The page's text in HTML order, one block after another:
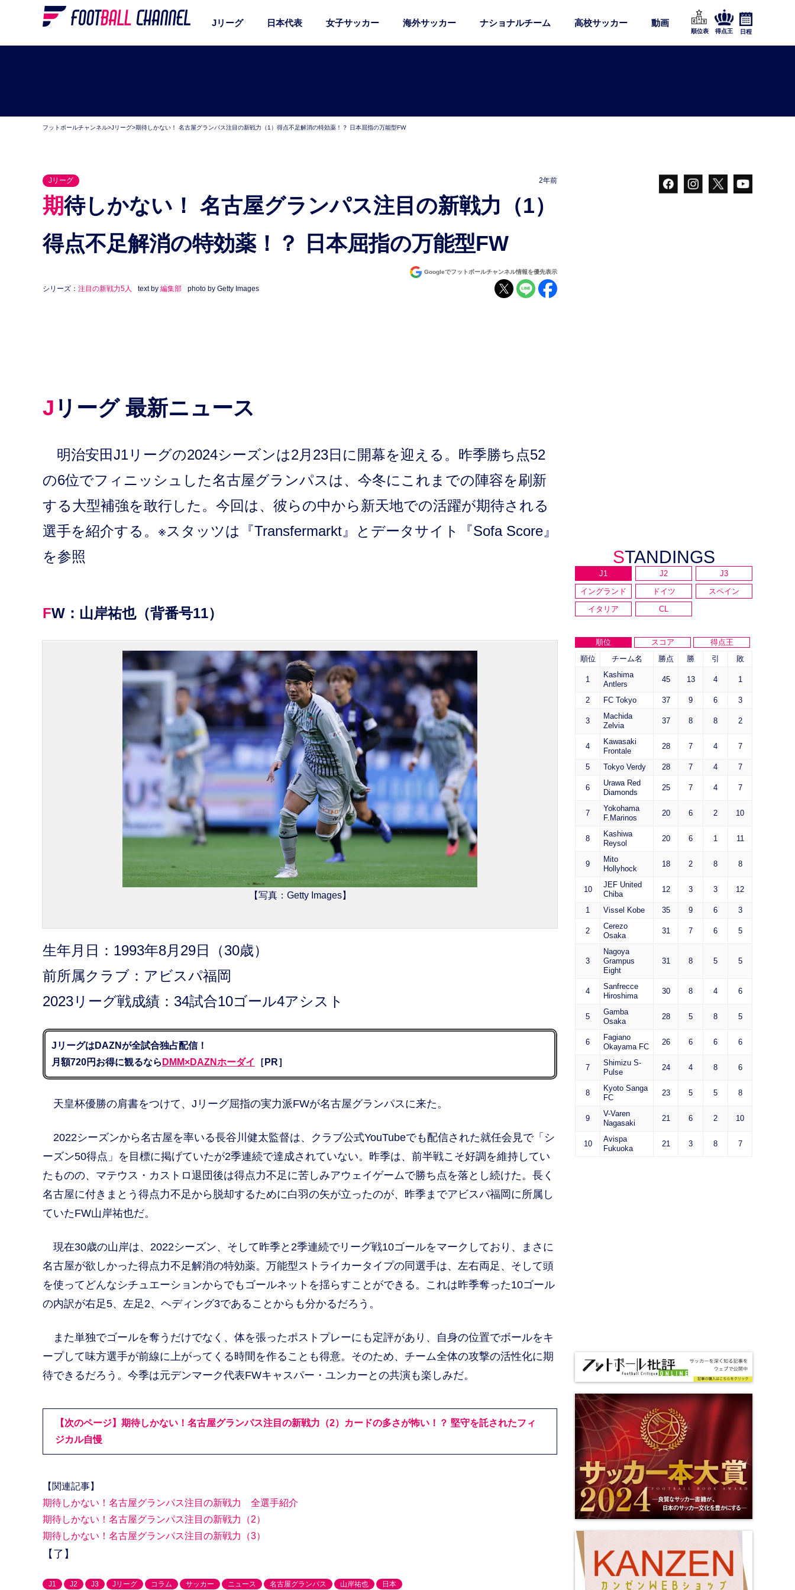
Jリーグ 日本代表 女子サッカー 海外サッカー ナショナルチーム 高校サッカー 動画
順位表 得点王 日程
フットボールチャンネル>Jリーグ>期待しかない！ 名古屋グランパス注目の新戦力（1）得点不足解消の特効薬！？ 日本屈指の万能型FW
Jリーグ 2年前
期待しかない！ 名古屋グランパス注目の新戦力（1）
得点不足解消の特効薬！？ 日本屈指の万能型FW
Googleでフットボールチャンネル情報を優先表示
シリーズ： 注目の新戦力5人 text by 編集部 photo by Getty Images
Jリーグ 最新ニュース
明治安田J1リーグの2024シーズンは2月23日に開幕を迎える。昨季勝ち点52
の6位でフィニッシュした名古屋グランパスは、今冬にこれまでの陣容を刷新
する大型補強を敢行した。今回は、彼らの中から新天地での活躍が期待される
選手を紹介する。※スタッツは『Transfermarkt』とデータサイト『Sofa Score』
を参照
FW：山岸祐也（背番号11）
【写真：Getty Images】
生年月日：1993年8月29日（30歳）
前所属クラブ：アビスパ福岡
2023リーグ戦成績：34試合10ゴール4アシスト
JリーグはDAZNが全試合独占配信！
月額720円お得に観るなら DMM×DAZNホーダイ ［PR］
天皇杯優勝の肩書をつけて、Jリーグ屈指の実力派FWが名古屋グランパスに来た。
2022シーズンから名古屋を率いる長谷川健太監督は、クラブ公式YouTubeでも配信された就任会見で「シ
ーズン50得点」を目標に掲げていたが2季連続で達成されていない。昨季は、前半戦こそ好調を維持してい
たものの、マテウス・カストロ退団後は得点力不足に苦しみアウェイゲームで勝ち点を落とし続けた。長く
名古屋に付きまとう得点力不足から脱却するために白羽の矢が立ったのが、昨季までアビスパ福岡に所属し
ていたFW山岸祐也だ。
現在30歳の山岸は、2022シーズン、そして昨季と2季連続でリーグ戦10ゴールをマークしており、まさに
名古屋が欲しかった得点力不足解消の特効薬。万能型ストライカータイプの同選手は、左右両足、そして頭
を使ってどんなシチュエーションからでもゴールネットを揺らすことができる。これは昨季奪った10ゴール
の内訳が右足5、左足2、ヘディング3であることからも分かるだろう。
また単独でゴールを奪うだけでなく、体を張ったポストプレーにも定評があり、自身の位置でボールをキ
ープして味方選手が前線に上がってくる時間を作ることも得意。そのため、チーム全体の攻撃の活性化に期
待できるだろう。今季は元デンマーク代表FWキャスパー・ユンカーとの共演も楽しみだ。
【次のページ】期待しかない！名古屋グランパス注目の新戦力（2）カードの多さが怖い！？ 堅守を託されたフィ
ジカル自慢
【関連記事】
期待しかない！名古屋グランパス注目の新戦力 全選手紹介
期待しかない！名古屋グランパス注目の新戦力（2）
期待しかない！名古屋グランパス注目の新戦力（3）
【了】
J1 J2 J3 Jリーグ コラム サッカー ニュース 名古屋グランパス 山岸祐也 日本
STANDINGS
J1 J2
J3
イングランド
ドイツ
スペイン
イタリア
CL
順位 スコア
得点王
順位
チーム名 勝点 勝 引 敗
1
Kashima
Antlers
45 13 4 1
2 FC Tokyo 37 9 6 3
3
Machida
Zelvia
37 8 8 2
4
Kawasaki
Frontale
28 7 4 7
5 Tokyo Verdy 28 7 4 7
6
Urawa Red
Diamonds
25 7 4 7
7
Yokohama
F.Marinos
20 6 2 10
8
Kashiwa
Reysol
20 6 1 11
9
Mito
Hollyhock
18 2 8 8
10
JEF United
Chiba
12 3 3 12
1 Vissel Kobe 35 9 6 3
2
Cerezo
Osaka
31 7 6 5
3
Nagoya
Grampus
Eight
31 8 5 5
4
Sanfrecce
Hiroshima
30 8 4 6
5
Gamba
Osaka
28 5 8 5
6
Fagiano
Okayama FC
26 6 6 6
7
Shimizu S-
Pulse
24 4 8 6
8
Kyoto Sanga
FC
23 5 5 8
9
V-Varen
Nagasaki
21 6 2 10
10
Avispa
Fukuoka
21 3 8 7